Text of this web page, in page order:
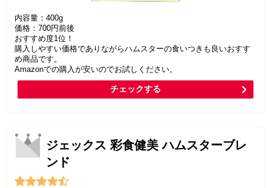
内容量：400g
価格：700円前後
おすすめ度1位！
購入しやすい価格でありながらハムスターの食いつきも良いおすす
め商品です。
Amazonでの購入が安いのでお試しください。
チェックする
ジェックス 彩食健美 ハムスターブレ
ンド